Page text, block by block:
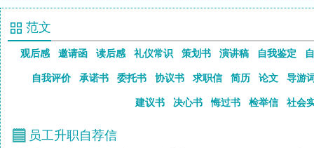
范文
自我鉴定
演讲稿
策划书
礼仪常识
读后感
邀请函
观后感
导游
论文
简历
求职信
协议书
委托书
承诺书
自我评价
社会
检举信
悔过书
决心书
建议书
员工升职自荐信